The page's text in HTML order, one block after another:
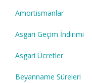
Amortismanlar
Asgari Geçim İndirimi
Asgari Ücretler
Beyanname Süreleri